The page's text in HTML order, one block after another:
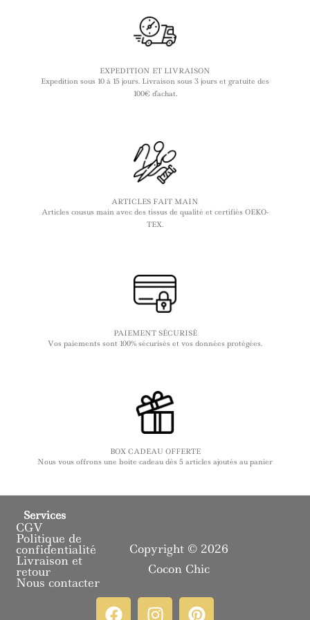
EXPEDITION ET LIVRAISON
Expedition sous 10 à 15 jours. Livraison sous 3 jours et gratuite des
100€ d'achat.
ARTICLES FAIT MAIN
Articles cousus main avec des tissus de qualité et certifiés OEKO-
TEX.
PAIEMENT SÉCURISÉ
Vos paiements sont 100% sécurisés et vos données protégées.
BOX CADEAU OFFERTE
Nous vous offrons une boite cadeau dès 5 articles ajoutés au panier
Services
CGV
Politique de
confidentialité
Livraison et
retour
Nous contacter
Copyright © 2026
Cocon Chic
F I P